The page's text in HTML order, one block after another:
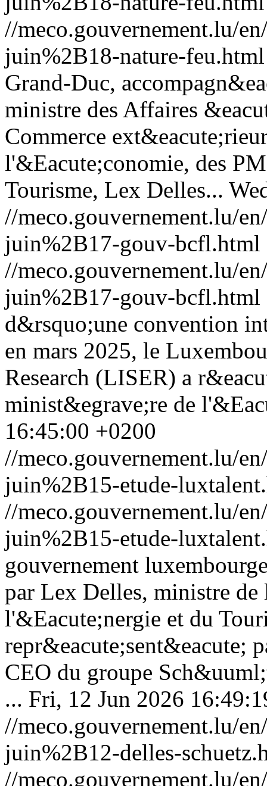
//meco.gouvernement.lu/
juin%2B18-nature-feu.html
Grand-Duc,
ministre des Affaires
Commerce
l'&Eacute;conomie, des
Tourisme, Lex Delles...
//meco.gouvernement.lu/
juin%2B17-gouv-bcfl.html
//meco.gouvernement.lu/
juin%2B17-gouv-bcfl.html
d&rsquo;une convention
en mars 2025, le
Research (LISER) a
minist&egrave;re de
16:45:00 +0200
//meco.gouvernement.lu/
juin%2B15-etude-
//meco.gouvernement.lu/
juin%2B15-etude-
gouvernement
par Lex Delles, ministre
l'&Eacute;nergie et du
repr&eacute;sent&eacute;
CEO du groupe
... Fri, 12 Jun 2026
//meco.gouvernement.lu/
juin%2B12-delles-
//meco.gouvernement.lu/